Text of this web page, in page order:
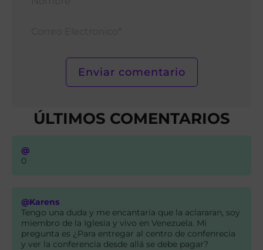
ÚLTIMOS COMENTARIOS
@
0
@Karens
Tengo una duda y me encantaría que la aclararan, soy
miembro de la Iglesia y vivo en Venezuela. Mi
pregunta es ¿Para entregar al centro de confenrecia
y ver la conferencia desde allá se debe pagar?